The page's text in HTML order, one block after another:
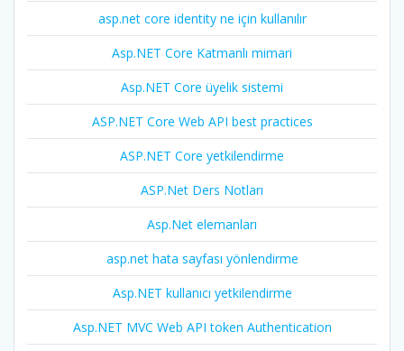
asp.net core identity ne için kullanılır
Asp.NET Core Katmanlı mimari
Asp.NET Core üyelik sistemi
ASP.NET Core Web API best practices
ASP.NET Core yetkilendirme
ASP.Net Ders Notları
Asp.Net elemanları
asp.net hata sayfası yönlendirme
Asp.NET kullanıcı yetkilendirme
Asp.NET MVC Web API token Authentication